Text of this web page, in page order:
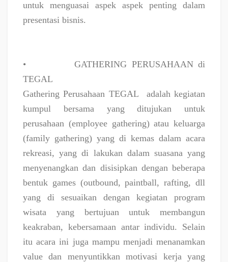
untuk menguasai aspek aspek penting dalam
presentasi bisnis.
•
GATHERING PERUSAHAAN di
TEGAL
Gathering Perusahaan TEGAL
adalah kegiatan
kumpul bersama yang ditujukan untuk
perusahaan (employee gathering) atau keluarga
(family gathering) yang di kemas dalam acara
rekreasi, yang di lakukan dalam suasana yang
menyenangkan dan disisipkan dengan beberapa
bentuk games (outbound, paintball, rafting, dll
yang di sesuaikan dengan kegiatan program
wisata yang bertujuan untuk membangun
keakraban, kebersamaan antar individu. Selain
itu acara ini juga mampu menjadi menanamkan
value dan menyuntikkan motivasi kerja yang